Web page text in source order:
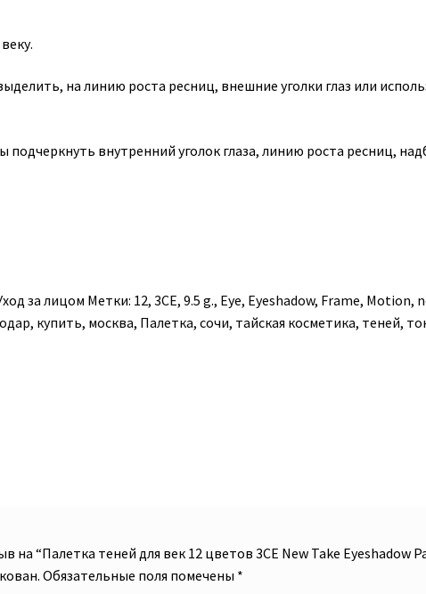
на линию роста ресниц, внешние уголки глаз или
внутренний уголок глаза, линию роста ресниц,
за лицом Метки: 12,3CE,9.5 g., Eye, Eyeshadow, Frame, Motion,
, купить, москва, Палетка,сочи, тайская косметика, теней,
на “Палетка теней для век 12 цветов 3CE New Take Eyeshadow
Обязательные поля помечены *